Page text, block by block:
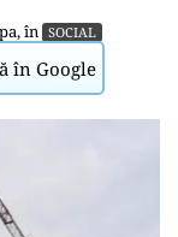
, în SOCIAL
în Google